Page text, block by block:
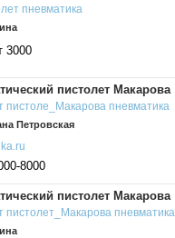
пневматика
3000
пистолет Макарова
пистоле_Макарова пневматика
Петровская
8000
пистолет Макарова
пистолет_Макарова пневматика